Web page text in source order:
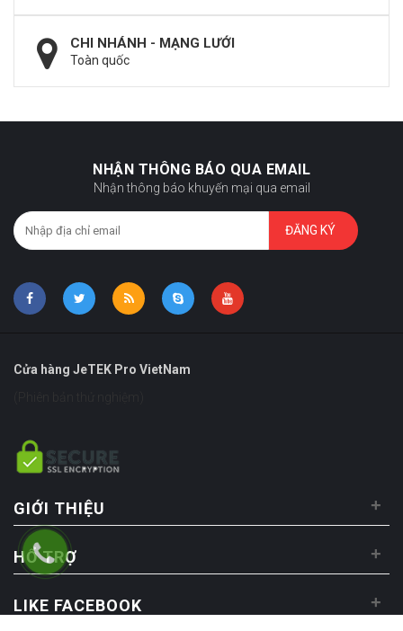
CHI NHÁNH - MẠNG LƯỚI
Toàn quốc
NHẬN THÔNG BÁO QUA EMAIL
Nhận thông báo khuyến mại qua email
ĐĂNG KÝ
Cửa hàng JeTEK Pro VietNam
GIỚI THIỆU +
HỔ TRỢ +
LIKE FACEBOOK +